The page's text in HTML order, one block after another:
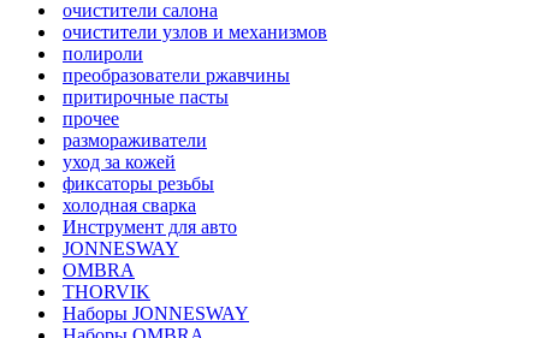
очистители салона
очистители узлов и механизмов
полироли
преобразователи ржавчины
притирочные пасты
прочее
размораживатели
уход за кожей
фиксаторы резьбы
холодная сварка
Инструмент для авто
JONNESWAY
OMBRA
THORVIK
Наборы JONNESWAY